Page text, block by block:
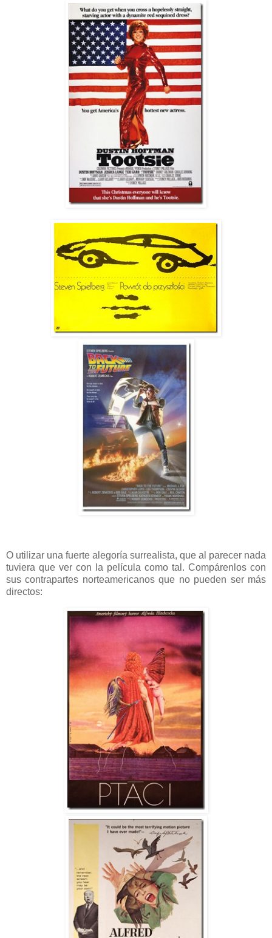
O utilizar una fuerte alegoría surrealista, que al parecer nada
tuviera que ver con la película como tal. Compárenlos con
sus contrapartes norteamericanos que no pueden ser más
directos: